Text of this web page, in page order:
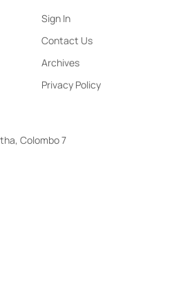
Sign In
Contact Us
Archives
Privacy Policy
Colombo 7